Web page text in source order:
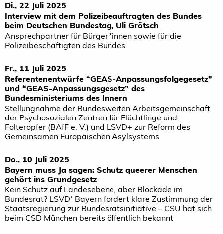
Di., 22 Juli 2025
Interview mit dem Polizeibeauftragten des Bundes
beim Deutschen Bundestag, Uli Grötsch
Ansprechpartner für Bürger*innen sowie für die
Polizeibeschäftigten des Bundes
Fr., 11 Juli 2025
Referentenentwürfe “GEAS-Anpassungsfolgegesetz”
und “GEAS-Anpassungsgesetz” des
Bundesministeriums des Innern
Stellungnahme der Bundesweiten Arbeitsgemeinschaft
der Psychosozialen Zentren für Flüchtlinge und
Folteropfer (BAfF e. V.) und LSVD+ zur Reform des
Gemeinsamen Europäischen Asylsystems
Do., 10 Juli 2025
Bayern muss Ja sagen: Schutz queerer Menschen
gehört ins Grundgesetz
Kein Schutz auf Landesebene, aber Blockade im
Bundesrat? LSVD⁺ Bayern fordert klare Zustimmung der
Staatsregierung zur Bundesratsinitiative – CSU hat sich
beim CSD München bereits öffentlich bekannt